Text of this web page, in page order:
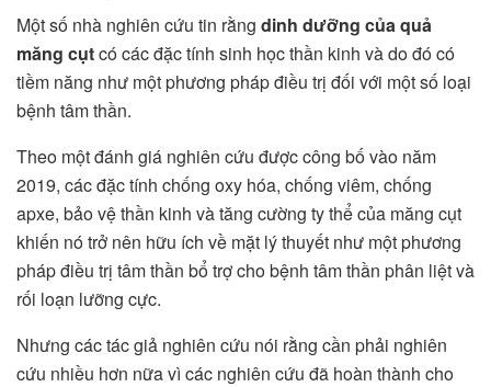
Một số nhà nghiên cứu tin rằng dinh dưỡng của quả
măng cụtcó các đặc tính sinh học thần kinh và do đó có
tiềm năng như một phương pháp điều trị đối với một số loại
bệnh tâm thần.
Theo một đánh giá nghiên cứu được công bố vào năm
2019, các đặc tính chống oxy hóa, chống viêm, chống
apxe, bảo vệ thần kinh và tăng cường ty thể của măng cụt
khiến nó trở nên hữu ích về mặt lý thuyết như một phương
pháp điều trị tâm thần bổ trợ cho bệnh tâm thần phân liệt và
rối loạn lưỡng cực.
Nhưng các tác giả nghiên cứu nói rằng cần phải nghiên
cứu nhiều hơn nữa vì các nghiên cứu đã hoàn thành cho